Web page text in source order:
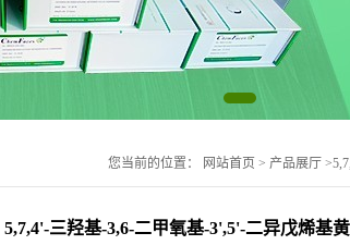
您当前的位置： 网站首页 > 产品展厅 >
5,7,4'-三羟基-3,6-二甲氧基-3',5'-二异戊烯基